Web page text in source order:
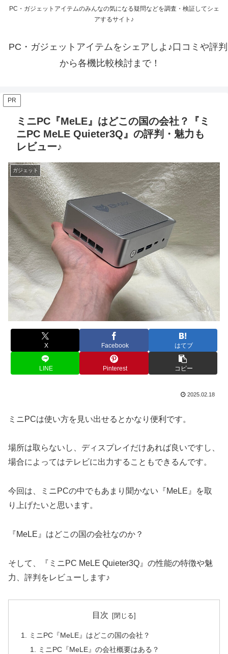
PC・ガジェットアイテムのみんなの気になる疑問などを調査・検証してシェ
アするサイト♪
PC・ガジェットアイテムをシェアしよ♪口コミや評判
から各機比較検討まで！
PR
ミニPC『MeLE』はどこの国の会社？『ミ
ニPC MeLE Quieter3Q』の評判・魅力も
レビュー♪
ガジェット
X Facebook はてブ
LINE Pinterest コピー
2025.02.18
ミニPCは使い方を見い出せるとかなり便利です。
場所は取らないし、ディスプレイだけあれば良いですし、
場合によってはテレビに出力することもできるんです。
今回は、ミニPCの中でもあまり聞かない『MeLE』を取
り上げたいと思います。
『MeLE』はどこの国の会社なのか？
そして、『ミニPC MeLE Quieter3Q』の性能の特徴や魅
力、評判をレビューします♪
目次
ミニPC『MeLE』はどこの国の会社？
ミニPC『MeLE』の会社概要はある？